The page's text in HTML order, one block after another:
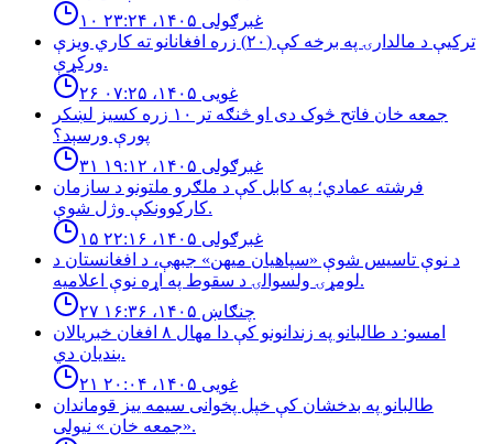
۱۰ غبرګولی ۱۴۰۵، ۲۳:۲۴
تركيې د مالدارۍ په برخه كې (٢٠) زره افغانانو ته كاري ويزې
وركړې.
۲۶ غویی ۱۴۰۵، ۰۷:۲۵
جمعه خان فاتح څوک دی او څنګه تر ۱۰ زره کسیز لښکر
پورې ورسېد؟
۳۱ غبرګولی ۱۴۰۵، ۱۹:۱۲
فرشته عمادي؛ په کابل کې د ملګرو ملتونو د سازمان
کارکوونکې وژل شوې.
۱۵ غبرګولی ۱۴۰۵، ۲۲:۱۶
د نوې تاسیس شوې «سپاهیان میهن» جبهې، د افغانستان د
لومړۍ ولسوالۍ د سقوط په اړه نوې اعلامیه.
۲۷ چنګاښ ۱۴۰۵، ۱۶:۳۶
امسو: د طالبانو په زندانونو كې دا مهال ٨ افغان خبريالان
بنديان دي.
۲۱ غویی ۱۴۰۵، ۲۰:۰۴
طالبانو په بدخشان كې خپل پخوانى سيمه ييز قوماندان
«جمعه خان » نيولى.